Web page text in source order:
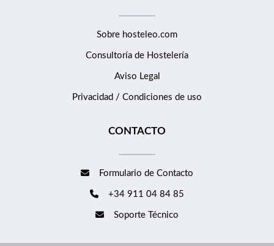
Sobre hosteleo.com
Consultoría de Hostelería
Aviso Legal
Privacidad / Condiciones de uso
CONTACTO
Formulario de Contacto
+34 911 04 84 85
Soporte Técnico